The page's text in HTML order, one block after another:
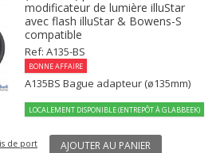
modificateur de lumière illuStar
avec flash illuStar & Bowens-S
compatible
Ref: A135-BS
BONNE AFFAIRE
A135BS Bague adapteur (ø135mm)
LOCALEMENT DISPONIBLE (ENTREPÔT À GLABBEEK)
de port AJOUTER AU PANIER